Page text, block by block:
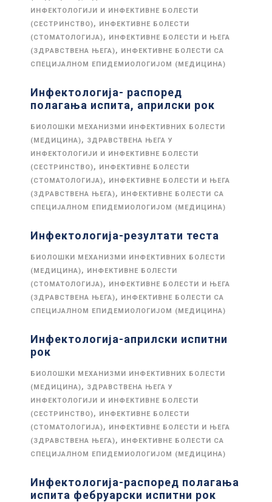
ИНФЕКТОЛОГИЈИ И ИНФЕКТИВНЕ БОЛЕСТИ
(СЕСТРИНСТВО), ИНФЕКТИВНЕ БОЛЕСТИ
(СТОМАТОЛОГИЈА), ИНФЕКТИВНЕ БОЛЕСТИ И ЊЕГА
(ЗДРАВСТВЕНА ЊЕГА), ИНФЕКТИВНЕ БОЛЕСТИ СА
СПЕЦИЈАЛНОМ ЕПИДЕМИОЛОГИЈОМ (МЕДИЦИНА)
Инфектологија- распоред
полагања испита, априлски рок
БИОЛОШКИ МЕХАНИЗМИ ИНФЕКТИВНИХ БОЛЕСТИ
(МЕДИЦИНА), ЗДРАВСТВЕНА ЊЕГА У
ИНФЕКТОЛОГИЈИ И ИНФЕКТИВНЕ БОЛЕСТИ
(СЕСТРИНСТВО), ИНФЕКТИВНЕ БОЛЕСТИ
(СТОМАТОЛОГИЈА), ИНФЕКТИВНЕ БОЛЕСТИ И ЊЕГА
(ЗДРАВСТВЕНА ЊЕГА), ИНФЕКТИВНЕ БОЛЕСТИ СА
СПЕЦИЈАЛНОМ ЕПИДЕМИОЛОГИЈОМ (МЕДИЦИНА)
Инфектологија-резултати теста
БИОЛОШКИ МЕХАНИЗМИ ИНФЕКТИВНИХ БОЛЕСТИ
(МЕДИЦИНА), ИНФЕКТИВНЕ БОЛЕСТИ
(СТОМАТОЛОГИЈА), ИНФЕКТИВНЕ БОЛЕСТИ И ЊЕГА
(ЗДРАВСТВЕНА ЊЕГА), ИНФЕКТИВНЕ БОЛЕСТИ СА
СПЕЦИЈАЛНОМ ЕПИДЕМИОЛОГИЈОМ (МЕДИЦИНА)
Инфектологија-априлски испитни
рок
БИОЛОШКИ МЕХАНИЗМИ ИНФЕКТИВНИХ БОЛЕСТИ
(МЕДИЦИНА), ЗДРАВСТВЕНА ЊЕГА У
ИНФЕКТОЛОГИЈИ И ИНФЕКТИВНЕ БОЛЕСТИ
(СЕСТРИНСТВО), ИНФЕКТИВНЕ БОЛЕСТИ
(СТОМАТОЛОГИЈА), ИНФЕКТИВНЕ БОЛЕСТИ И ЊЕГА
(ЗДРАВСТВЕНА ЊЕГА), ИНФЕКТИВНЕ БОЛЕСТИ СА
СПЕЦИЈАЛНОМ ЕПИДЕМИОЛОГИЈОМ (МЕДИЦИНА)
Инфектологија-распоред полагања
испита фебруарски испитни рок